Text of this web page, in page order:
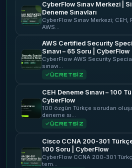
CyberFlow Sınav Merkezi |
Deneme Sınavları
CyberFlow Sınav Merkezi; CEH,
AWS…
AWS Certified Security
Sınavı – 65 Soru | CyberFlow
CyberFlow AWS Security
sınavı…
ÜCRETSİZ
CEH Deneme Sınavı – 100
CyberFlow
100 özgün Türkçe sorudan
deneme sı…
ÜCRETSİZ
Cisco CCNA 200-301 Türkçe
100 Soru | CyberFlow
CyberFlow CCNA 200-301
tem…